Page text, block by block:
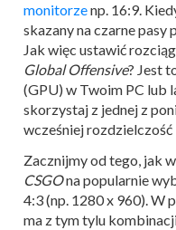
monitorzenp. 16:9.
skazany na czarne pasy
Jak więc ustawić
Global Offensive? Jest
(GPU) w Twoim PC lub
skorzystaj z jednej z
wcześniej
Zacznijmy od tego, jak
CSGOna popularnie
4:3 (np. 1280 x 960). W
ma z tym tylu